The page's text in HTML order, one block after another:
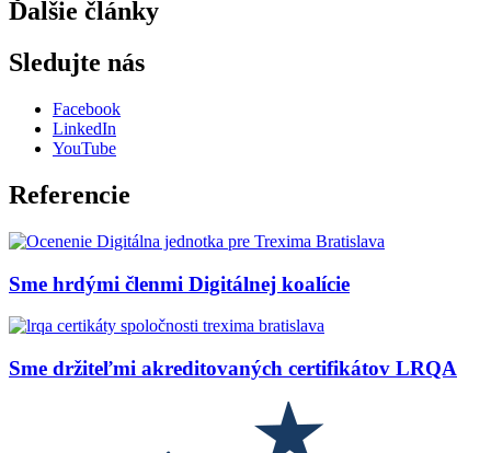
Ďalšie články
Sledujte nás
Facebook
LinkedIn
YouTube
Referencie
Sme hrdými členmi Digitálnej koalície
Sme držiteľmi akreditovaných certifikátov LRQA